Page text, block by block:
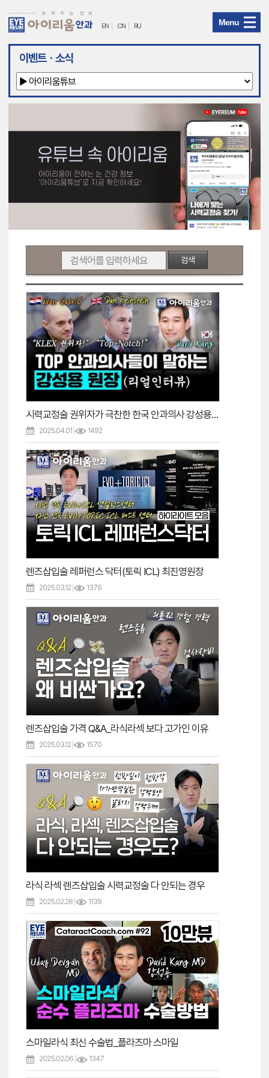
아
리
메
EN CN RU Menu
이벤트ㆍ소식
검색
시력교정술 권위자가 극찬한 한국 안과의사 강성용원장
2025.04.01 1492
렌즈삽입술 레퍼런스 닥터(토릭 ICL) 최진영원장
2025.03.12 1376
렌즈삽입술 가격 Q&A_라식라섹 보다 고가인 이유
2025.03.12 1570
라식 라섹 렌즈삽입술 시력교정술 다 안되는 경우
2025.02.28 1139
스마일라식 최신 수술법_플라즈마 스마일
2025.02.06 1347